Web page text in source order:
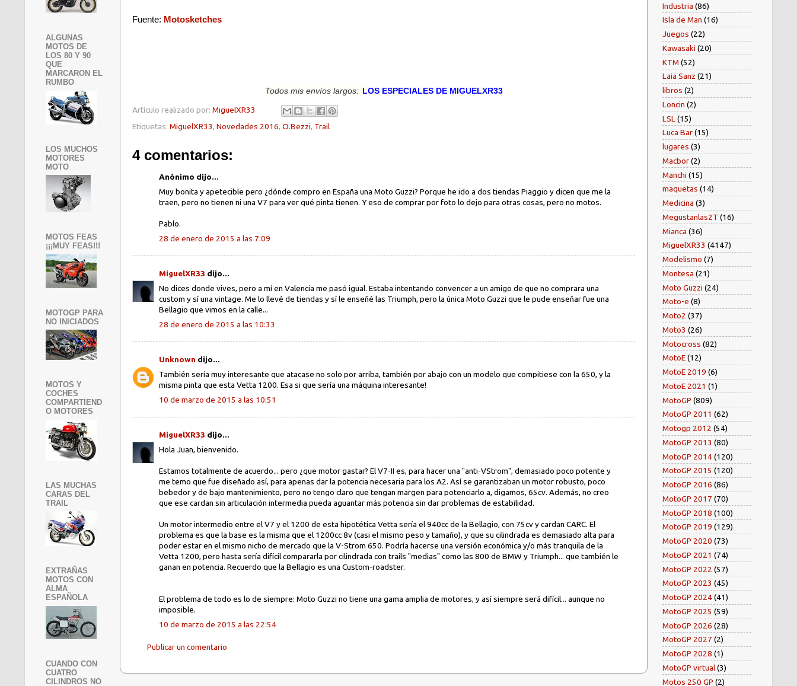
Fuente: Motosketches
Todos mis envíos largos: LOS ESPECIALES DE MIGUELXR33
Artículo realizado por: MiguelXR33
Etiquetas: MiguelXR33, Novedades 2016, O.Bezzi, Trail
4 comentarios:
Anónimo dijo...
Muy bonita y apetecible pero ¿dónde compro en España una Moto Guzzi? Porque he ido a dos tiendas Piaggio y dicen que me la
traen, pero no tienen ni una V7 para ver qué pinta tienen. Y eso de comprar por foto lo dejo para otras cosas, pero no motos.
Pablo.
28 de enero de 2015 a las 7:09
MiguelXR33 dijo...
No dices donde vives, pero a mí en Valencia me pasó igual. Estaba intentando convencer a un amigo de que no comprara una
custom y sí una vintage. Me lo llevé de tiendas y sí le enseñé las Triumph, pero la única Moto Guzzi que le pude enseñar fue una
Bellagio que vimos en la calle...
28 de enero de 2015 a las 10:33
Unknown dijo...
También sería muy interesante que atacase no solo por arriba, también por abajo con un modelo que compitiese con la 650, y la
misma pinta que esta Vetta 1200. Esa si que sería una máquina interesante!
10 de marzo de 2015 a las 10:51
MiguelXR33 dijo...
Hola Juan, bienvenido.
Estamos totalmente de acuerdo... pero ¿que motor gastar? El V7-II es, para hacer una "anti-VStrom", demasiado poco potente y
me temo que fue diseñado así, para apenas dar la potencia necesaria para los A2. Así se garantizaban un motor robusto, poco
bebedor y de bajo mantenimiento, pero no tengo claro que tengan margen para potenciarlo a, digamos, 65cv. Además, no creo
que ese cardan sin articulación intermedia pueda aguantar más potencia sin dar problemas de estabilidad.
Un motor intermedio entre el V7 y el 1200 de esta hipotética Vetta sería el 940cc de la Bellagio, con 75cv y cardan CARC. El
problema es que la base es la misma que el 1200cc 8v (casi el mismo peso y tamaño), y que su cilindrada es demasiado alta para
poder estar en el mismo nicho de mercado que la V-Strom 650. Podría hacerse una versión económica y/o más tranquila de la
Vetta 1200, pero hasta sería difícil compararla por cilindrada con trails "medias" como las 800 de BMW y Triumph... que también le
ganan en potencia. Recuerdo que la Bellagio es una Custom-roadster.
El problema de todo es lo de siempre: Moto Guzzi no tiene una gama amplia de motores, y así siempre será difícil... aunque no
imposible.
10 de marzo de 2015 a las 22:54
Publicar un comentario
ALGUNAS
MOTOS DE
LOS 80 Y 90
QUE
MARCARON EL
RUMBO
LOS MUCHOS
MOTORES
MOTO
MOTOS FEAS
¡¡¡MUY FEAS!!!
MOTOGP PARA
NO INICIADOS
MOTOS Y
COCHES
COMPARTIEND
O MOTORES
LAS MUCHAS
CARAS DEL
TRAIL
EXTRAÑAS
MOTOS CON
ALMA
ESPAÑOLA
CUANDO CON
CUATRO
CILINDROS NO
Industria (86)
Isla de Man (16)
Juegos (22)
Kawasaki (20)
KTM (52)
Laia Sanz (21)
libros (2)
Loncin (2)
LSL (15)
Luca Bar(15)
lugares (3)
Macbor(2)
Manchi (15)
maquetas (14)
Medicina (3)
Megustanlas2T (16)
Mianca (36)
MiguelXR33 (4147)
Modelismo (7)
Montesa (21)
Moto Guzzi (24)
Moto-e (8)
Moto2 (37)
Moto3 (26)
Motocross (82)
MotoE(12)
MotoE 2019 (6)
MotoE 2021 (1)
MotoGP (809)
MotoGP 2011 (62)
Motogp 2012 (54)
MotoGP 2013 (80)
MotoGP 2014(120)
MotoGP 2015 (120)
MotoGP 2016 (86)
MotoGP 2017 (70)
MotoGP 2018 (100)
MotoGP 2019 (129)
MotoGP 2020 (73)
MotoGP 2021 (74)
MotoGP 2022 (57)
MotoGP 2023 (45)
MotoGP 2024(41)
MotoGP 2025 (59)
MotoGP 2026 (28)
MotoGP 2027 (2)
MotoGP 2028 (1)
MotoGP virtual(3)
Motos 250 GP (2)